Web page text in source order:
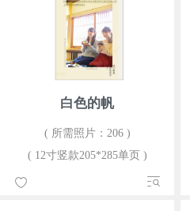
白色的帆
( 所需照片：206 )
( 12寸竖款205*285单页 )